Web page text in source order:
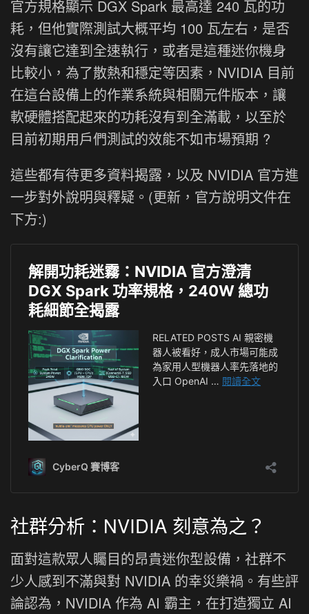
官方規格顯示 DGX Spark 最高達 240 瓦的功
耗，但他實際測試大概平均 100 瓦左右，是否
沒有讓它達到全速執行，或者是這種迷你機身
比較小，為了散熱和穩定等因素，NVIDIA 目前
在這台設備上的作業系統與相關元件版本，讓
軟硬體搭配起來的功耗沒有到全滿載，以至於
目前初期用戶們測試的效能不如市場預期 ?
這些都有待更多資料揭露，以及 NVIDIA 官方進
一步對外說明與釋疑。(更新，官方說明文件在
下方:)
社群分析：NVIDIA 刻意為之？
面對這款眾人矚目的昂貴迷你型設備，社群不
少人感到不滿與對 NVIDIA 的幸災樂禍。有些評
論認為，NVIDIA 作為 AI 霸主，在打造獨立 AI